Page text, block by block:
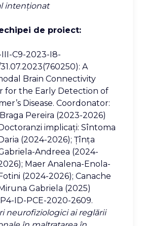
intenţionat
de proiect:
III-C9-2023-I8-
A
Brain Connectivity
for the Early Detection of
Disease. Coordonator:
Pereira (2023-2026)
implicați: Sîntoma
(2024-2026); Țînța
Andreea (2024-
Maer Analena-Enola-
(2024-2026); Canache
Gabriela (2025)
ID-PCE-2020-2609.
neurofiziologici ai reglării